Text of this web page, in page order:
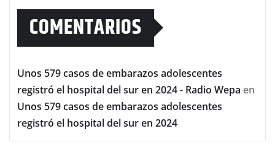
COMENTARIOS
Unos 579 casos de embarazos adolescentes
registró el hospital del sur en 2024 - Radio Wepa en
Unos 579 casos de embarazos adolescentes
registró el hospital del sur en 2024